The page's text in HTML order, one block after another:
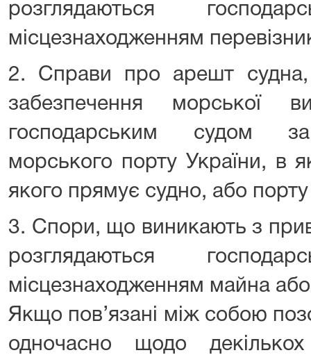
розглядаються
місцезнаходженням
2. Справи про арешт
забезпечення морської
господарським судом за
морського порту України, в
якого прямує судно, або порту
3. Спори, що виникають з
розглядаються
місцезнаходженням майна
Якщо пов’язані між собою
одночасно щодо декількох